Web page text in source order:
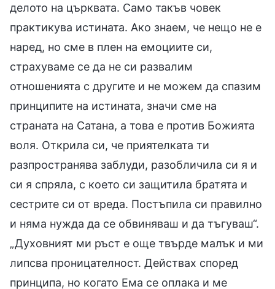
делото на църквата. Само такъв човек
практикува истината. Ако знаем, че нещо не е
наред, но сме в плен на емоциите си,
страхуваме се да не си развалим
отношенията с другите и не можем да спазим
принципите на истината, значи сме на
страната на Сатана, а това е против Божията
воля. Открила си, че приятелката ти
разпространява заблуди, разобличила си я и
си я спряла, с което си защитила братята и
сестрите си от вреда. Постъпила си правилно
и няма нужда да се обвиняваш и да тъгуваш“.
„Духовният ми ръст е още твърде малък и ми
липсва проницателност. Действах според
принципа, но когато Ема се оплака и ме